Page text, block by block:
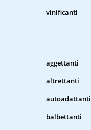
vinificanti
aggettanti
altrettanti
autoadattanti
balbettanti